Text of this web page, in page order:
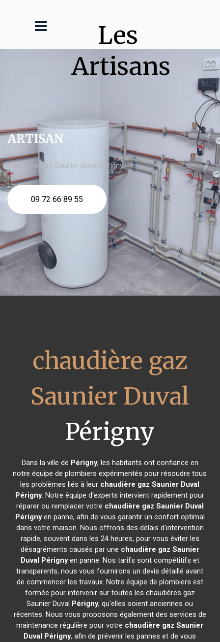
Les
Artisans
ARTISAN
chaudière gaz Saunier Duval Périgny
09 72 66 89 55
chaudière gaz
Saunier Duval
Périgny
Dans la ville de Périgny, les habitants ont confiance en
notre équipe de plombiers expérimentés pour résoudre tous
les problèmes liés à leur chaudière gaz Saunier Duval
Périgny. Notre équipe d'experts intervient rapidement pour
réparer ou remplacer votre chaudière gaz Saunier Duval
Pérignyen panne, afin de vous garantir un confort optimal
dans votre maison. Nous offrons des délais d'intervention
rapide, souvent dans les 24 heures, pour vous éviter les
désagréments causés par une chaudière gaz Saunier
Duval Pérignyen panne. Nos tarifs sont compétitifs et
transparents, nous vous fournirons un devis détaillé avant
de commencer les travaux. Notre équipe de plombiers est
formée pour intervenir sur toutes les chaudières gaz
Saunier Duval Périgny, qu'elles soient anciennes ou
récentes. Nous vous proposons également des services de
maintenance régulière pour votre chaudière gaz Saunier
Duval Périgny, afin de prévenir les pannes et de vous